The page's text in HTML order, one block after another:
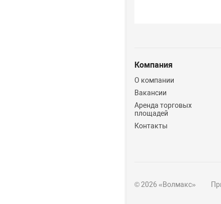
Компания
О компании
Вакансии
Аренда торговых
площадей
Контакты
© 2026 «Волмакс»